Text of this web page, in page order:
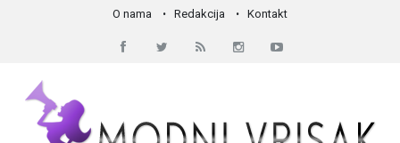
O nama Redakcija Kontakt